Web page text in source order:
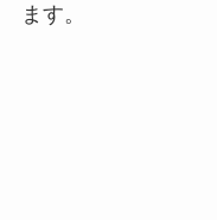
ます。